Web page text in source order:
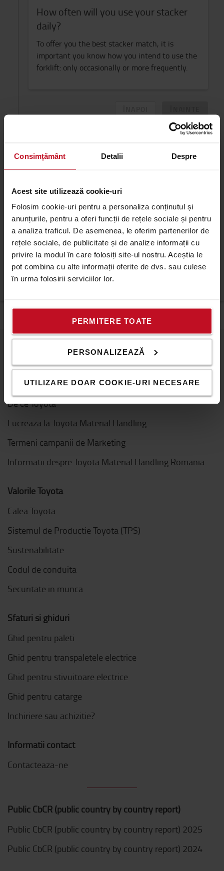
Consimțământ Detalii Despre
Acest site utilizează cookie-uri
Folosim cookie-uri pentru a personaliza conținutul și
anunțurile, pentru a oferi funcții de rețele sociale și pentru
a analiza traficul. De asemenea, le oferim partenerilor de
rețele sociale, de publicitate și de analize informații cu
privire la modul în care folosiți site-ul nostru. Aceștia le
pot combina cu alte informații oferite de dvs. sau culese
în urma folosirii serviciilor lor.
PERMITERE TOATE
PERSONALIZEAZĂ
UTILIZARE DOAR COOKIE-URI NECESARE
How often will you use your stacker
daily?
To offer you the best stacker match, it is
important you know how you intend to use the
forklift: only occasionally or more frequently.
2 Load handling
4 Manoeuvring
5 Lifting
6 Special requirements
Despre Toyota
Cine suntem
De ce Toyota
Lucreaza la Toyota Material Handling
Termeni campanii de Marketing
Informatii despre Toyota Material Handling Romania
Valorile Toyota
Calea Toyota
Sistemul de Productie Toyota (TPS)
Sustenabilitate
Codul de conduita
Securitate in munca
Sfaturi si ghiduri
Ghid pentru paleti
Ghid pentru transpaletele electrice
Ghid pentru stivuitoare electrice
Ghid pentru catarge
Inchiriere sau achizitie?
Informatii contact
Contacteaza-ne
Public CbCR (public country by country report)
Public CbCR (public country by country report) 2025
Public CbCR (public country by country report) 2024